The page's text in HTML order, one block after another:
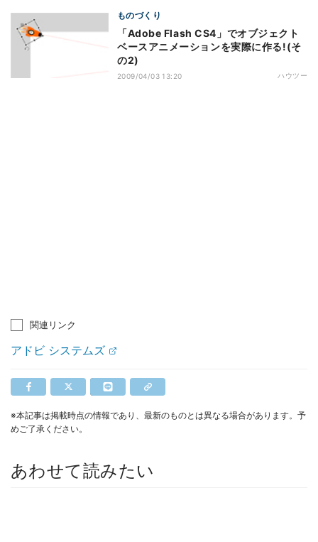
ものづくり
「Adobe Flash CS4」でオブジェクト
ベースアニメーションを実際に作る!(そ
の2)
2009/04/03 13:20 ハウツー
関連リンク
アドビ システムズ
※本記事は掲載時点の情報であり、最新のものとは異なる場合があります。予
めご了承ください。
あわせて読みたい